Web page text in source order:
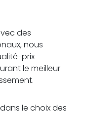
des
nous
prix
le meilleur
le choix des